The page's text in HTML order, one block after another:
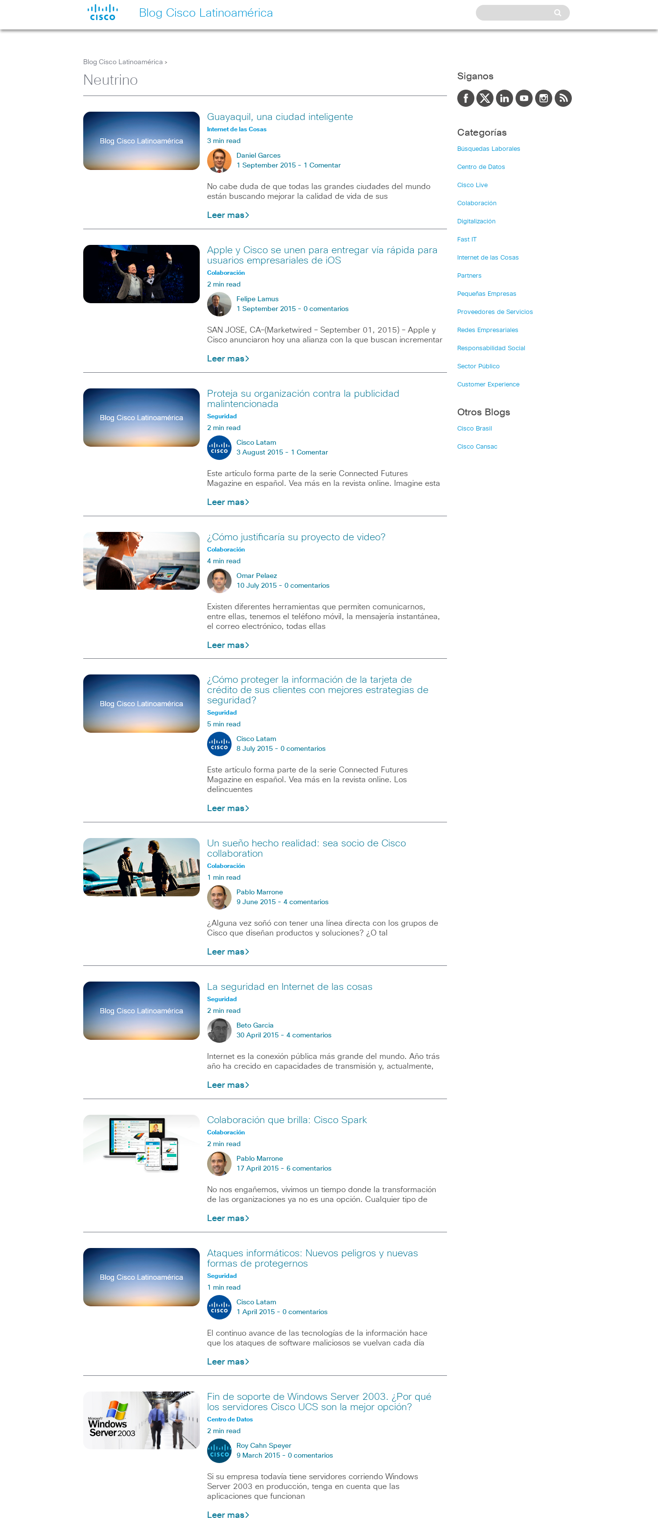
Blog Cisco Latinoamérica
Blog Cisco Latinoamérica >
Neutrino
Guayaquil, una ciudad inteligente
Internet de las Cosas
3 min read
Daniel Garces
1 September 2015 - 1 Comentar
No cabe duda de que todas las grandes ciudades del mundo
están buscando mejorar la calidad de vida de sus
Leer mas
Apple y Cisco se unen para entregar vía rápida para
usuarios empresariales de iOS
Colaboración
2 min read
Felipe Lamus
1 September 2015 - 0 comentarios
SAN JOSE, CA–(Marketwired – September 01, 2015) – Apple y
Cisco anunciaron hoy una alianza con la que buscan incrementar
Leer mas
Proteja su organización contra la publicidad
malintencionada
Seguridad
2 min read
Cisco Latam
3 August 2015 - 1 Comentar
Este artículo forma parte de la serie Connected Futures
Magazine en español. Vea más en la revista online. Imagine esta
Leer mas
¿Cómo justificaría su proyecto de video?
Colaboración
4 min read
Omar Pelaez
10 July 2015 - 0 comentarios
Existen diferentes herramientas que permiten comunicarnos,
entre ellas, tenemos el teléfono móvil, la mensajería instantánea,
el correo electrónico, todas ellas
Leer mas
¿Cómo proteger la información de la tarjeta de
crédito de sus clientes con mejores estrategias de
seguridad?
Seguridad
5 min read
Cisco Latam
8 July 2015 - 0 comentarios
Este artículo forma parte de la serie Connected Futures
Magazine en español. Vea más en la revista online. Los
delincuentes
Leer mas
Un sueño hecho realidad: sea socio de Cisco
collaboration
Colaboración
1 min read
Pablo Marrone
9 June 2015 - 4 comentarios
¿Alguna vez soñó con tener una línea directa con los grupos de
Cisco que diseñan productos y soluciones? ¿O tal
Leer mas
La seguridad en Internet de las cosas
Seguridad
2 min read
Beto Garcia
30 April 2015 - 4 comentarios
Internet es la conexión pública más grande del mundo. Año trás
año ha crecido en capacidades de transmisión y, actualmente,
Leer mas
Colaboración que brilla: Cisco Spark
Colaboración
2 min read
Pablo Marrone
17 April 2015 - 6 comentarios
No nos engañemos, vivimos un tiempo donde la transformación
de las organizaciones ya no es una opción. Cualquier tipo de
Leer mas
Ataques informáticos: Nuevos peligros y nuevas
formas de protegernos
Seguridad
1 min read
Cisco Latam
1 April 2015 - 0 comentarios
El continuo avance de las tecnologías de la información hace
que los ataques de software maliciosos se vuelvan cada día
Leer mas
Fin de soporte de Windows Server 2003. ¿Por qué
los servidores Cisco UCS son la mejor opción?
Centro de Datos
2 min read
Roy Cahn Speyer
9 March 2015 - 0 comentarios
Si su empresa todavía tiene servidores corriendo Windows
Server 2003 en producción, tenga en cuenta que las
aplicaciones que funcionan
Leer mas
Siganos
Categorías
Búsquedas Laborales
Centro de Datos
Cisco Live
Colaboración
Digitalización
Fast IT
Internet de las Cosas
Partners
Pequeñas Empresas
Proveedores de Servicios
Redes Empresariales
Responsabilidad Social
Sector Público
Customer Experience
Otros Blogs
Cisco Brasil
Cisco Cansac